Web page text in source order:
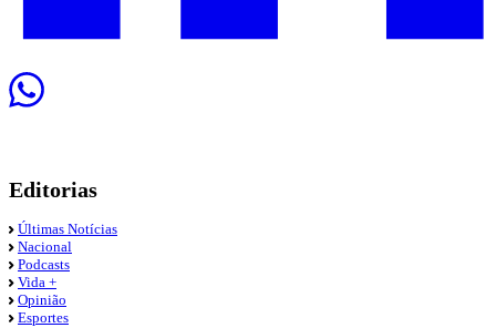
Editorias
Últimas Notícias
Nacional
Podcasts
Vida +
Opinião
Esportes